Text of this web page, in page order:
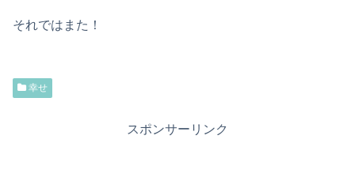
それではまた！
幸せ
スポンサーリンク